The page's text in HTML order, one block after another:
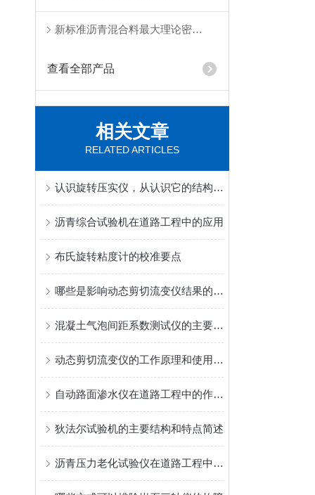
新标准沥青混合料最大理论密度仪
查看全部产品
相关文章
RELATED ARTICLES
认识旋转压实仪，从认识它的结构特点开始
沥青综合试验机在道路工程中的应用
布氏旋转粘度计的校准要点
哪些是影响动态剪切流变仪结果的因素
混凝土气泡间距系数测试仪的主要用途
动态剪切流变仪的工作原理和使用流程
自动路面渗水仪在道路工程中的作用与意义
狄法尔试验机的主要结构和特点简述
沥青压力老化试验仪在道路工程中的应用